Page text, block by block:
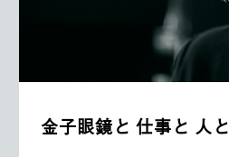
金子眼鏡と 仕事と 人と